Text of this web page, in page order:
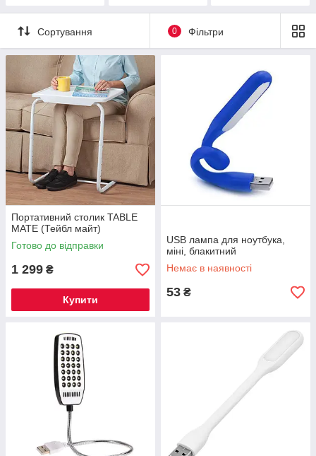
Сортування 0 Фільтри
Портативний столик TABLE
MATE (Тейбл майт)
Готово до відправки
1 299 ₴
Купити
USB лампа для ноутбука,
міні, блакитний
Немає в наявності
53 ₴